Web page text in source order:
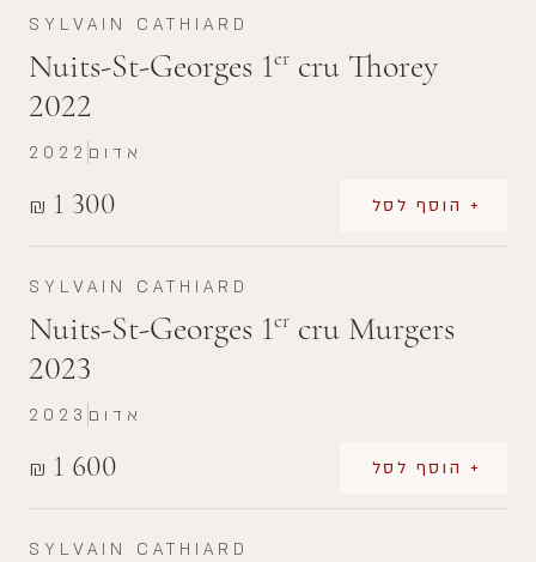
SYLVAIN CATHIARD
Nuits-St-Georges 1er cru Thorey
2022
₪ 1 300 + הוסף לסל
2022 אדום
SYLVAIN CATHIARD
Nuits-St-Georges 1er cru Murgers
2023
₪ 1 600 + הוסף לסל
2023 אדום
SYLVAIN CATHIARD